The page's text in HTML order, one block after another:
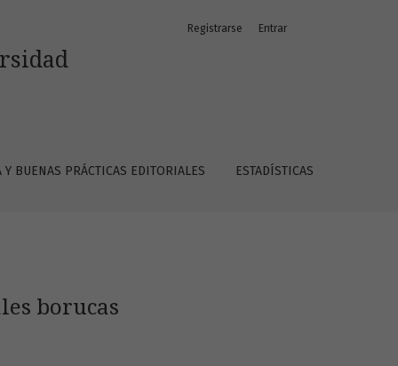
Y BUENAS PRÁCTICAS EDITORIALES ESTADÍSTICAS
Registrarse Entrar
borucas